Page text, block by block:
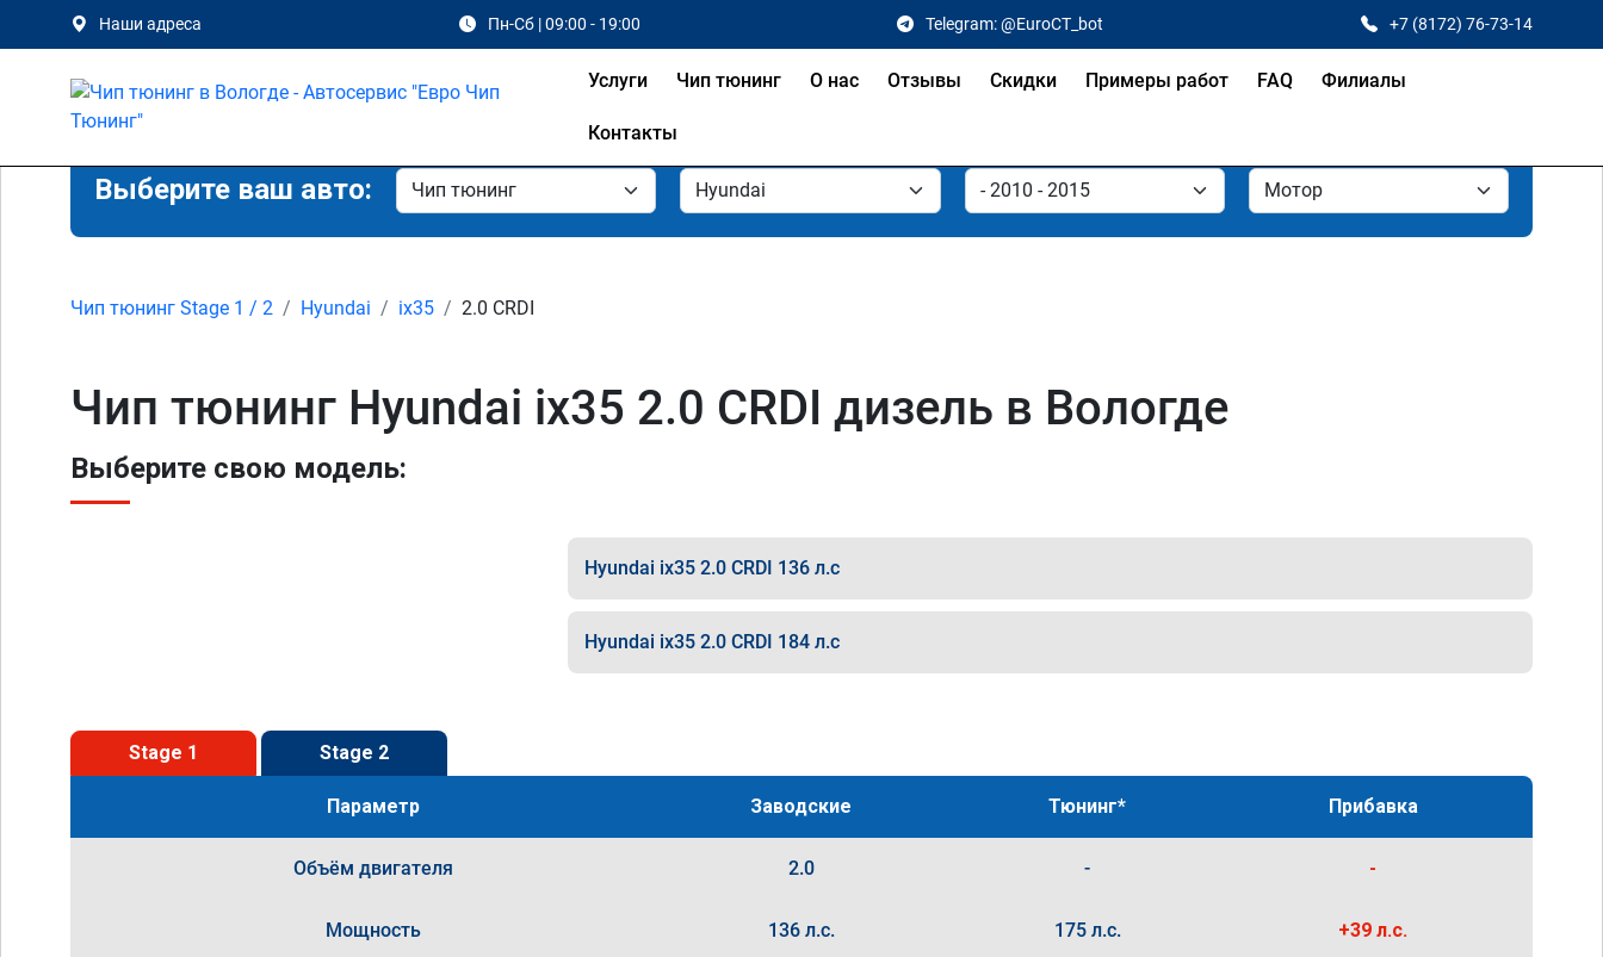
Наши адреса Пн-Сб | 09:00 - 19:00 Telegram: @EuroCT_bot +7 (8172) 76-73-14
Услуги Чип тюнинг О нас Отзывы Скидки Примеры работ FAQ Филиалы
Контакты
Выберите ваш авто:
Чип тюнинг Stage 1 / 2 Hyundai ix35 2.0 CRDI
Чип тюнинг Hyundai ix35 2.0 CRDI дизель в Вологде
Выберите свою модель:
Hyundai ix35 2.0 CRDI 136 л.с
Hyundai ix35 2.0 CRDI 184 л.с
Stage 1 Stage 2
Параметр Заводские Тюнинг* Прибавка
Объём двигателя 2.0 - -
Мощность 136 л.с. 175 л.с. +39 л.с.